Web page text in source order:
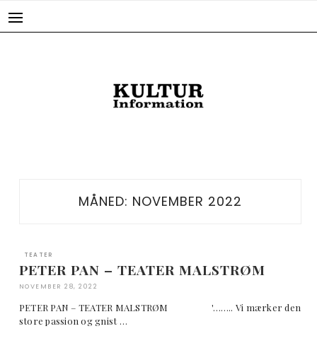
MÅNED: NOVEMBER 2022
TEATER
PETER PAN – TEATER MALSTRØM
NOVEMBER 28, 2022
PETER PAN – TEATER MALSTRØM '…….. Vi mærker den
store passion og gnist …